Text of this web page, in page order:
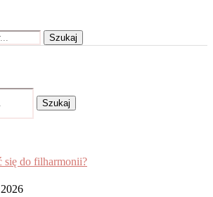
Szukaj
Szukaj
się do filharmonii?